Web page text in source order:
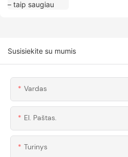
Susisiekite su mumis
Vardas
El. Paštas.
Turinys